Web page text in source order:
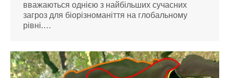
вважаються однією з найбільших сучасних
загроз для біорізноманіття на глобальному
рівні.…